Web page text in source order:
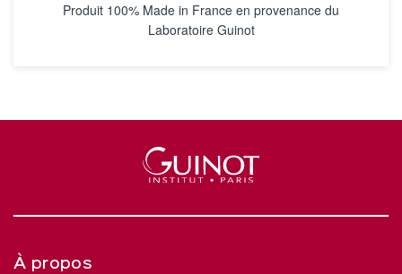
Produit 100% Made in France en provenance du
Laboratoire Guinot
À propos